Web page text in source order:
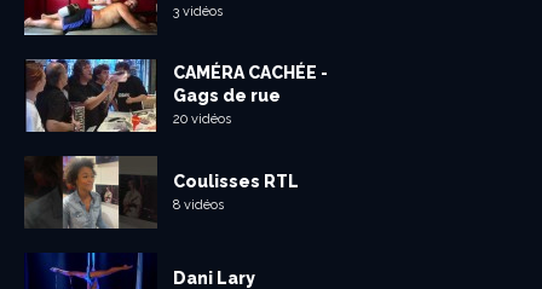
3 vidéos
CAMÉRA CACHÉE -
Gags de rue
20 vidéos
Coulisses RTL
8 vidéos
Dani Lary